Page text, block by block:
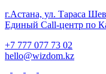
г.Астана, ул. Тараса
Единый Call-центр по
+7 777 077 73 02
hello@wizdom.kz